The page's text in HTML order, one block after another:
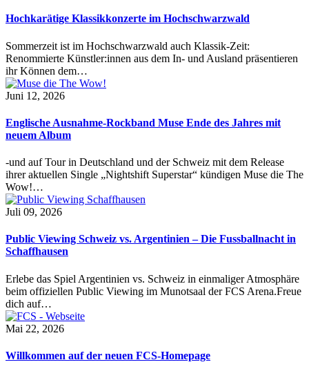
Hochkarätige Klassikkonzerte im Hochschwarzwald
Sommerzeit ist im Hochschwarzwald auch Klassik-Zeit:
Renommierte Künstler:innen aus dem In- und Ausland präsentieren
ihr Können dem…
Juni 12, 2026
Englische Ausnahme-Rockband Muse Ende des Jahres mit
neuem Album
-und auf Tour in Deutschland und der Schweiz mit dem Release
ihrer aktuellen Single „Nightshift Superstar“ kündigen Muse die The
Wow!…
Juli 09, 2026
Public Viewing Schweiz vs. Argentinien – Die Fussballnacht in
Schaffhausen
Erlebe das Spiel Argentinien vs. Schweiz in einmaliger Atmosphäre
beim offiziellen Public Viewing im Munotsaal der FCS Arena.Freue
dich auf…
Mai 22, 2026
Willkommen auf der neuen FCS-Homepage